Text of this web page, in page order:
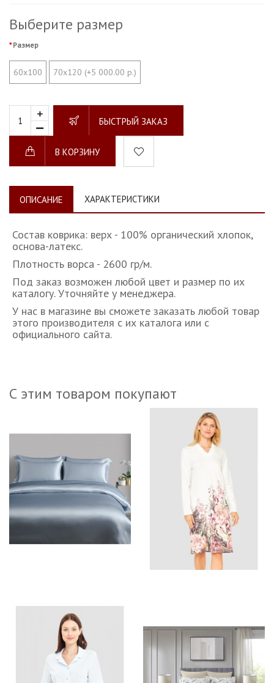
Выберите размер
Размер
60х100 70х120 (+5 000.00 р.)
БЫСТРЫЙ ЗАКАЗ
В КОРЗИНУ
ОПИСАНИЕ ХАРАКТЕРИСТИКИ
Состав коврика: верх - 100% органический хлопок,
основа-латекс.
Плотность ворса - 2600 гр/м.
Под заказ возможен любой цвет и размер по их
каталогу. Уточняйте у менеджера.
У нас в магазине вы сможете заказать любой товар
этого производителя с их каталога или с
официального сайта.
С этим товаром покупают